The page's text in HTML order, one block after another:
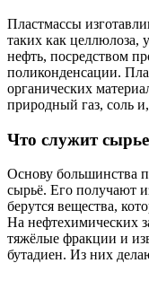
Пластмассы
таких как целлюлоза,
нефть, посредством
поликонденсации.
органических
природный газ, соль
Что служит
Основу большинства
сырьё. Его получают
берутся вещества,
На нефтехимических
тяжёлые фракции и
бутадиен. Из них